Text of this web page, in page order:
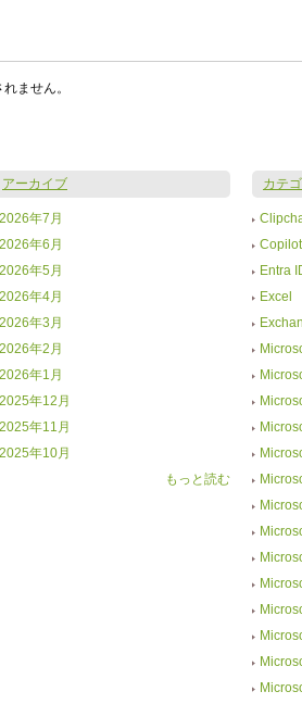
ません。
アーカイブ
2026年7月
2026年6月
2026年5月
2026年4月
2026年3月
2026年2月
2026年1月
2025年12月
2025年11月
2025年10月
もっと読む
カテ
Entra
Excel